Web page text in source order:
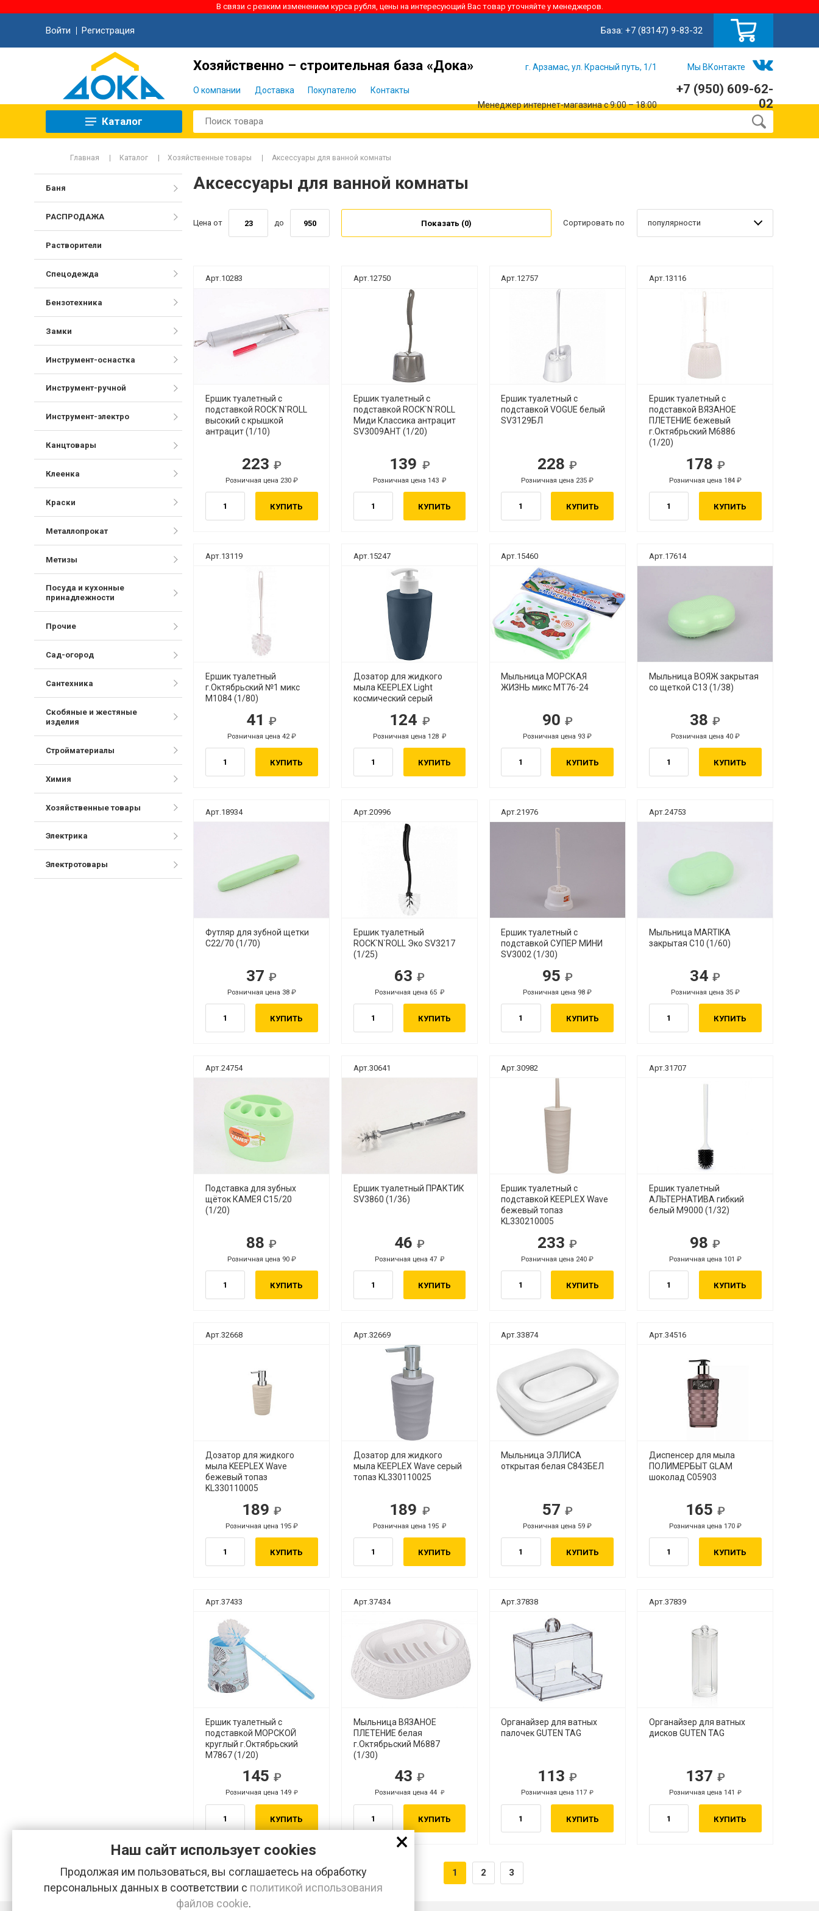
В связи с резким изменением курса рубля, цены на интересующий Вас товар уточняйте у менеджеров.
Войти Регистрация База: +7 (83147) 9-83-32
Хозяйственно – строительная база «Дока»
О компании Доставка Покупателю Контакты
г. Арзамас, ул. Красный путь, 1/1 Мы ВКонтакте
Менеджер интернет-магазина с 9:00 – 18:00
+7 (950) 609-62-
02
Каталог
Главная Каталог Хозяйственные товары Аксессуары для ванной комнаты
Аксессуары для ванной комнаты
Цена от до Показать (0) Сортировать по популярности
Арт.10283
Ершик туалетный с
подставкой ROCK`N`ROLL
высокий с крышкой
антрацит (1/10)
223
Розничная цена 230
КУПИТЬ
Арт.12750
Ершик туалетный с
подставкой ROCK`N`ROLL
Миди Классика антрацит
SV3009АНТ (1/20)
139
Розничная цена 143
КУПИТЬ
Арт.12757
Ершик туалетный с
подставкой VOGUE белый
SV3129БЛ
228
руб.
Розничная цена 235
руб.
КУПИТЬ
Арт.13116
Ершик туалетный с
подставкой ВЯЗАНОЕ
ПЛЕТЕНИЕ бежевый
г.Октябрьский М6886
(1/20)
178
руб.
Розничная цена 184
руб.
КУПИТЬ
Арт.13119
Ершик туалетный
г.Октябрьский №1 микс
М1084 (1/80)
41
Розничная цена 42
КУПИТЬ
Арт.15247
Дозатор для жидкого
мыла KEEPLEX Light
космический серый
124
Розничная цена 128
руб.
КУПИТЬ
Арт.15460
Мыльница МОРСКАЯ
ЖИЗНЬ микс МТ76-24
90
руб.
Розничная цена 93
руб.
КУПИТЬ
Арт.17614
Мыльница ВОЯЖ закрытая
со щеткой С13 (1/38)
38
руб.
Розничная цена 40
руб.
КУПИТЬ
Арт.18934
Футляр для зубной щетки
С22/70 (1/70)
37
Розничная цена 38
КУПИТЬ
Арт.20996
Ершик туалетный
ROCK`N`ROLL Эко SV3217
(1/25)
63
Розничная цена 65
КУПИТЬ
Арт.21976
Ершик туалетный с
подставкой СУПЕР МИНИ
SV3002 (1/30)
95
руб.
Розничная цена 98
руб.
КУПИТЬ
Арт.24753
Мыльница MARTIKA
закрытая С10 (1/60)
34
руб.
Розничная цена 35
руб.
КУПИТЬ
Арт.24754
Подставка для зубных
щёток КАМЕЯ С15/20
(1/20)
88
Розничная цена 90
КУПИТЬ
Арт.30641
Ершик туалетный ПРАКТИК
SV3860 (1/36)
46
Розничная цена 47
КУПИТЬ
Арт.30982
Ершик туалетный с
подставкой KEEPLEX Wave
бежевый топаз
KL330210005
233
руб.
Розничная цена 240
руб.
КУПИТЬ
Арт.31707
Ершик туалетный
АЛЬТЕРНАТИВА гибкий
белый М9000 (1/32)
98
руб.
Розничная цена 101
руб.
КУПИТЬ
Арт.32668
Дозатор для жидкого
мыла KEEPLEX Wave
бежевый топаз
KL330110005
189
Розничная цена 195
КУПИТЬ
Арт.32669
Дозатор для жидкого
мыла KEEPLEX Wave серый
топаз KL330110025
189
Розничная цена 195
КУПИТЬ
Арт.33874
Мыльница ЭЛЛИСА
открытая белая С843БЕЛ
57
руб.
Розничная цена 59
руб.
КУПИТЬ
Арт.34516
Диспенсер для мыла
ПОЛИМЕРБЫТ GLAM
шоколад С05903
165
руб.
Розничная цена 170
руб.
КУПИТЬ
Арт.37433
Ершик туалетный с
подставкой МОРСКОЙ
круглый г.Октябрьский
М7867 (1/20)
145
Розничная цена 149
КУПИТЬ
Арт.37434
Мыльница ВЯЗАНОЕ
ПЛЕТЕНИЕ белая
г.Октябрьский М6887
(1/30)
43
Розничная цена 44
КУПИТЬ
Арт.37838
Органайзер для ватных
палочек GUTEN TAG
113
руб.
Розничная цена 117
руб.
КУПИТЬ
Арт.37839
Органайзер для ватных
дисков GUTEN TAG
137
руб.
Розничная цена 141
руб.
КУПИТЬ
1 2 3
Баня
РАСПРОДАЖА
Растворители
Спецодежда
Бензотехника
Замки
Инструмент-оснастка
Инструмент-ручной
Инструмент-электро
Канцтовары
Клеенка
Краски
Металлопрокат
Метизы
Посуда и кухонные
принадлежности
Прочие
Сад-огород
Сантехника
Скобяные и жестяные
изделия
Стройматериалы
Химия
Хозяйственные товары
Электрика
Электротовары
×
Наш сайт использует cookies
Продолжая им пользоваться, вы соглашаетесь на обработку
персональных данных в соответствии с политикой использования
файлов cookie.